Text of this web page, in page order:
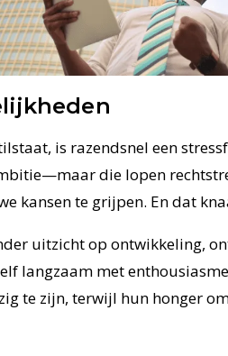
is razendsnel een
die lopen
kansen te grijpen. En dat
uitzicht op ontwikkeling,
langzaam met
te zijn, terwijl hun honger